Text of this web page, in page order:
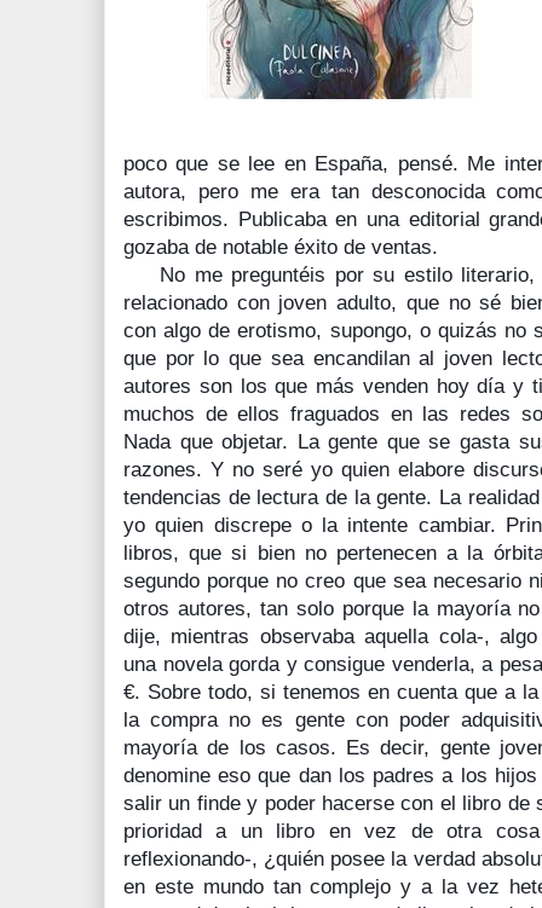
poco que se lee en España, pensé. Me
autora, pero me era tan desconocida
escribimos. Publicaba en una editorial
gozaba de notable éxito de ventas.
No me preguntéis por su estiloliterario,
relacionado con joven adulto, que no sé
con algo de erotismo, supongo, o quizás no
que por lo que sea encandilan al joven
autores son los que más venden hoy día y
muchos de ellos fraguados en las redes
Nada que objetar. La gente que se gasta
razones. Y no seré yo quien elabore
tendencias de lectura de la gente. La
yo quien discrepe o la intente cambiar.
libros, que si bien no pertenecen a la
segundo porque no creo que sea necesario
otros autores, tan solo porque la mayoría
dije, mientras observaba aquella cola-,
una novela gorda y consigue venderla, a
€. Sobre todo, si tenemos en cuenta que a
la compra no es gente con poder
mayoría de los casos. Es decir, gente
denomine eso que dan los padres a los
salir un finde y poder hacerse con el libro de
prioridad a un libro en vez de otra
reflexionando-, ¿quién posee la verdad
en este mundo tan complejo y a la vez